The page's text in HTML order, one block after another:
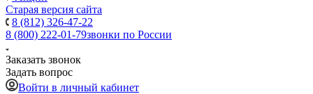
Старая версия сайта
8 (812) 326-47-22
8 (800) 222-01-79звонки по России
Заказать звонок
Задать вопрос
Войти в личный кабинет